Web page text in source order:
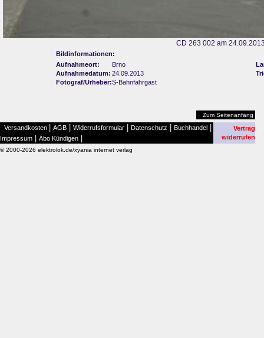
CD 263 002 am
Bildinformationen:
Aufnahmeort:
Brno
Aufnahmedatum: 24.09.2013
Fotograf/Urheber:S-Bahnfahrgast
Zum Seitenanfang
Versandkosten AGB Widerrufsformular Datenschutz Buchhandel
Impressum Abo Kündigen
Vertrag
widerrufen
© 2000-2026 elektrolok.de/xyania internet verlag